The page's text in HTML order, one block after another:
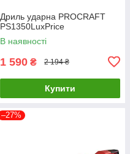
Дриль ударна PROCRAFT
PS1350LuxPrice
В наявності
1 590 ₴ 2 194 ₴
Купити
–27%